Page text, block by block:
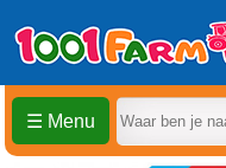
☰ Menu